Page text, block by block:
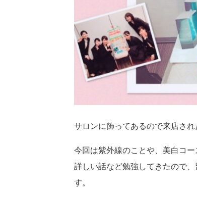
サロンに飾ってあるので来店さ
今回は紫外線のことや、美白コ
詳しい話など勉強してきたので
す。